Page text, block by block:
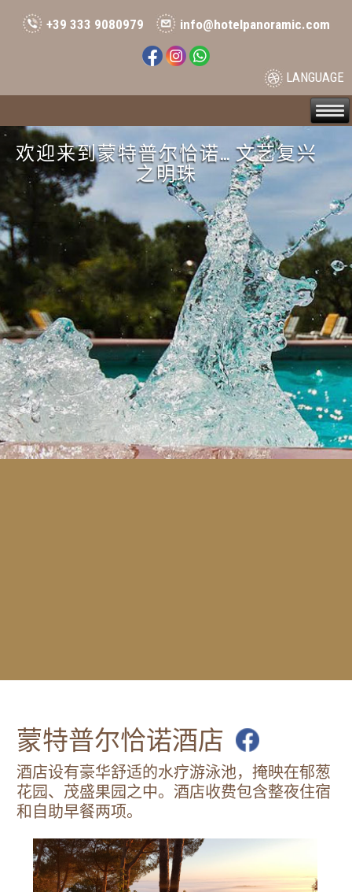
+39 333 9080979 info@hotelpanoramic.com
LANGUAGE
欢迎来到蒙特普尔恰诺… 文艺复兴
之明珠
欢迎来到托斯卡纳蒙特普尔恰诺
蒙特普尔恰诺酒店
酒店设有豪华舒适的水疗游泳池，掩映在郁葱
花园、茂盛果园之中。酒店收费包含整夜住宿
和自助早餐两项。